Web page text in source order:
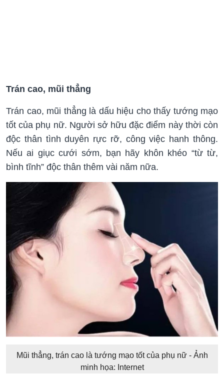
Trán cao, mũi thẳng
Trán cao, mũi thẳng là dấu hiệu cho thấy tướng mạo
tốt của phụ nữ. Người sở hữu đặc điểm này thời còn
độc thân tình duyên rực rỡ, công việc hanh thông.
Nếu ai giục cưới sớm, bạn hãy khôn khéo “từ từ,
bình tĩnh” độc thân thêm vài năm nữa.
Mũi thẳng, trán cao là tướng mạo tốt của phụ nữ - Ảnh
minh họa: Internet